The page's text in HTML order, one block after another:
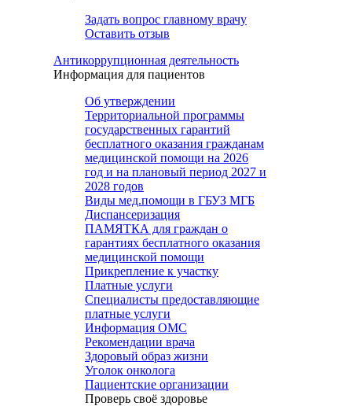
Задать вопрос главному врачу
Оставить отзыв
Антикоррупционная деятельность
Информация для пациентов
Об утверждении
Территориальной программы
государственных гарантий
бесплатного оказания гражданам
медицинской помощи на 2026
год и на плановый период 2027 и
2028 годов
Виды мед.помощи в ГБУЗ МГБ
Диспансеризация
ПАМЯТКА для граждан о
гарантиях бесплатного оказания
медицинской помощи
Прикрепление к участку
Платные услуги
Специалисты предоставляющие
платные услуги
Информация ОМС
Рекомендации врача
Здоровый образ жизни
Уголок онколога
Пациентские организации
Проверь своё здоровье